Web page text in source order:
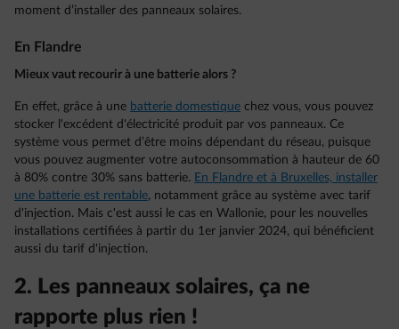
moment d’installer des panneaux solaires.
En Flandre
Mieux vaut recourir à une batterie alors ?
En effet, grâce à une batterie domestique chez vous, vous pouvez
stocker l'excédent d'électricité produit par vos panneaux. Ce
système vous permet d’être moins dépendant du réseau, puisque
vous pouvez augmenter votre autoconsommation à hauteur de 60
à 80% contre 30% sans batterie. En Flandre et à Bruxelles, installer
une batterie est rentable, notamment grâce au système avec tarif
d'injection. Mais c'est aussi le cas en Wallonie, pour les nouvelles
installations certifiées à partir du 1er janvier 2024, qui bénéficient
aussi du tarif d'injection.
2. Les panneaux solaires, ça ne
rapporte plus rien !